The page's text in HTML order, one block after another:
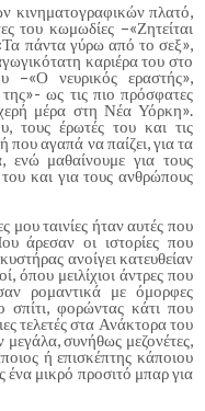
κινηματογραφικών πλατό,
του κωμωδίες –«Ζητείται
πάντα γύρω από το σεξ»,
καριέρα του στο
–«Ο νευρικός εραστής»,
ως τις πιο πρόσφατες
μέρα στη Νέα Υόρκη».
τους έρωτές του και τις
που αγαπά να παίζει, για τα
ενώ μαθαίνουμε για τους
του και για τους ανθρώπους
μου ταινίες ήταν αυτές που
άρεσαν οι ιστορίες που
ανοίγει κατευθείαν
όπου μειλίχιοι άντρες που
ρομαντικά με όμορφες
σπίτι, φορώντας κάτι που
τελετές στα Ανάκτορα του
συνήθως μεζονέτες,
ή επισκέπτης κάποιου
ένα μικρό προσιτό μπαρ για